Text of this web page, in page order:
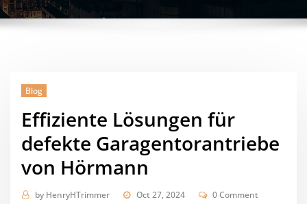
Blog
Effiziente Lösungen für
defekte Garagentorantriebe
von Hörmann
by HenryHTrimmer Oct 27, 2024 0 Comment